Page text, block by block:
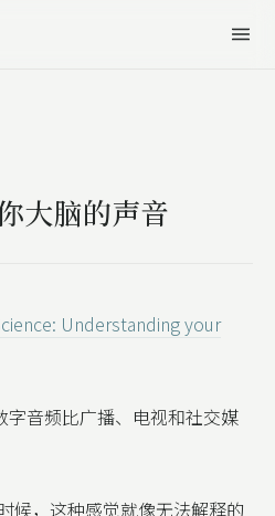
大脑的声音
Understanding your
音频比广播、电视和社交媒
候，这种感觉就像无法解释的